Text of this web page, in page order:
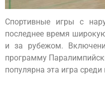
Спортивные игры с
последнее время
и за рубежом.
программу
популярна эта игра